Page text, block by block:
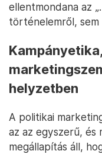
ellentmondana az
történelemről, sem
helyzetben
A politikai
az az egyszerű,
megállapítás áll,